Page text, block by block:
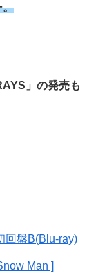
。
」の発売も
回盤B(Blu-ray)
Man ]